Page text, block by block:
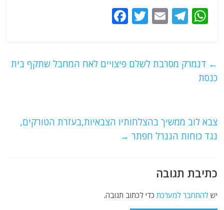
W
s
T
g
E
l
T
er
e
k
← דנמרק מסרבת לשלם פיצויים לאח המחבל שתקף בית
כנסת
צבא לוב ממשיך בהצלחותיו הצבאיות,בעזרת הטורקים,
נגד כוחות הגנרל חפתר →
כתיבת תגובה
ישלהתחבר למערכת כדי לכתוב תגובה.